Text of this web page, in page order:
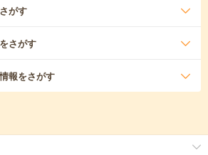
がす
さがす
報をさがす